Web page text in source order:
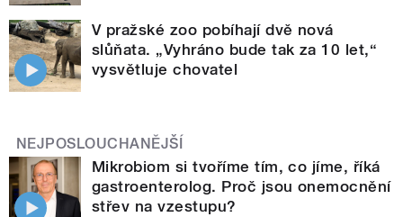
V pražské zoo pobíhají dvě nová
slůňata. „Vyhráno bude tak za 10 let,“
vysvětluje chovatel
NEJPOSLOUCHANĚJŠÍ
Mikrobiom si tvoříme tím, co jíme, říká
gastroenterolog. Proč jsou onemocnění
střev na vzestupu?